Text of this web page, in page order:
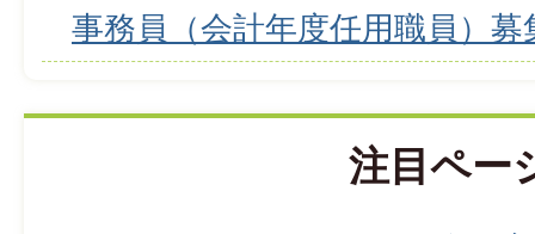
事務員（会計年度任用職員）募
注目ペー